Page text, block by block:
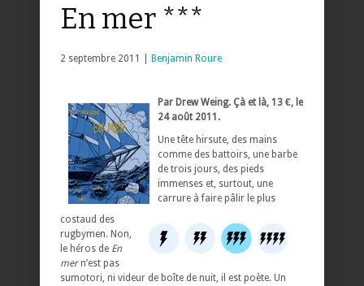
En mer ***
2 septembre 2011 | Benjamin Roure
Par Drew Weing. Çà et là, 13 €, le
24 août 2011.
Une tête hirsute, des mains
comme des battoirs, une barbe
de trois jours, des pieds
immenses et, surtout, une
carrure à faire pâlir le plus
costaud des
rugbymen. Non,
le héros de En
mern’est pas
sumotori, ni videur de boîte de nuit, il est poète. Un